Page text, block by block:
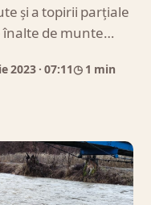
și a topirii parțiale
înalte de munte…
2023· 07:11◷ 1 min